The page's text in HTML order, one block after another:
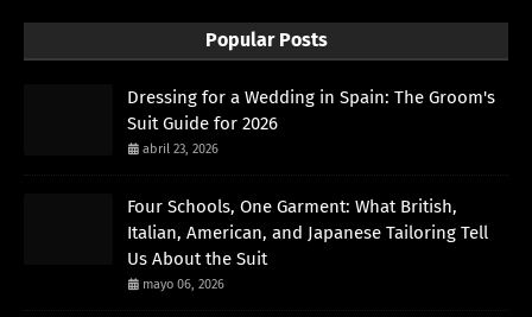
Popular Posts
Dressing for a Wedding in Spain: The Groom's
Suit Guide for 2026
abril 23, 2026
Four Schools, One Garment: What British,
Italian, American, and Japanese Tailoring Tell
Us About the Suit
mayo 06, 2026